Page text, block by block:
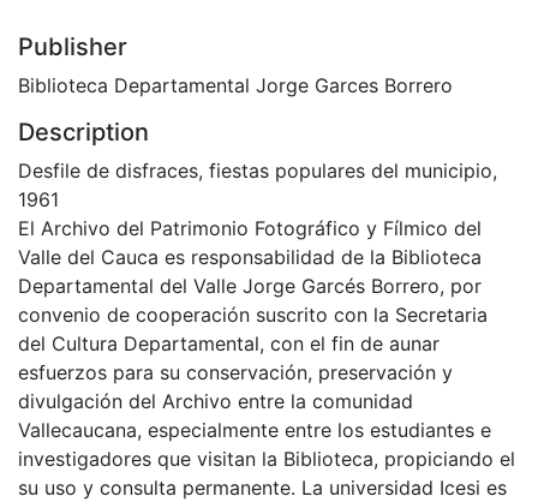
Publisher
Biblioteca Departamental Jorge Garces Borrero
Description
Desfile de disfraces, fiestas populares del municipio,
1961
El Archivo del Patrimonio Fotográfico y Fílmico del
Valle del Cauca es responsabilidad de la Biblioteca
Departamental del Valle Jorge Garcés Borrero, por
convenio de cooperación suscrito con la Secretaria
del Cultura Departamental, con el fin de aunar
esfuerzos para su conservación, preservación y
divulgación del Archivo entre la comunidad
Vallecaucana, especialmente entre los estudiantes e
investigadores que visitan la Biblioteca, propiciando el
su uso y consulta permanente. La universidad Icesi es